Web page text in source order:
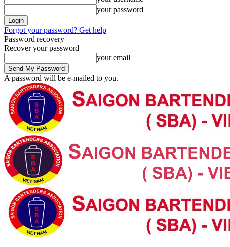
your password
Forgot your password? Get help
Password recovery
Recover your password
your email
A password will be e-mailed to you.